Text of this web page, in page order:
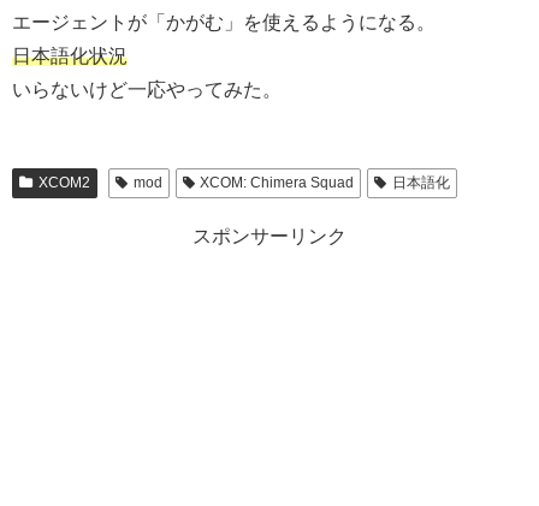
エージェントが「かがむ」を使えるようになる。
日本語化状況
いらないけど一応やってみた。
XCOM2 mod XCOM: Chimera Squad 日本語化
スポンサーリンク